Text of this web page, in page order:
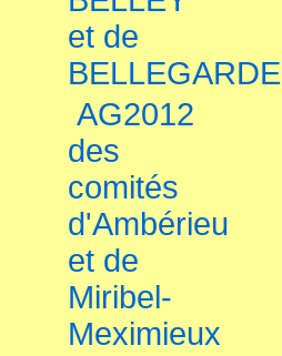
et de
BELLEGARDE
AG2012
des
comités
d'Ambérieu
et de
Miribel-
Meximieux